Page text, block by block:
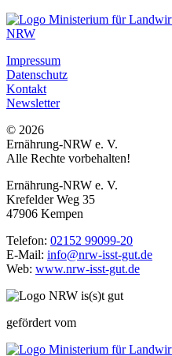
Impressum
Datenschutz
Kontakt
Newsletter
© 2026
Ernährung-NRW e. V.
Alle Rechte vorbehalten!
Ernährung-NRW e. V.
Krefelder Weg 35
47906 Kempen
Telefon: 02152 99099-20
E-Mail: info@nrw-isst-gut.de
Web: www.nrw-isst-gut.de
gefördert vom